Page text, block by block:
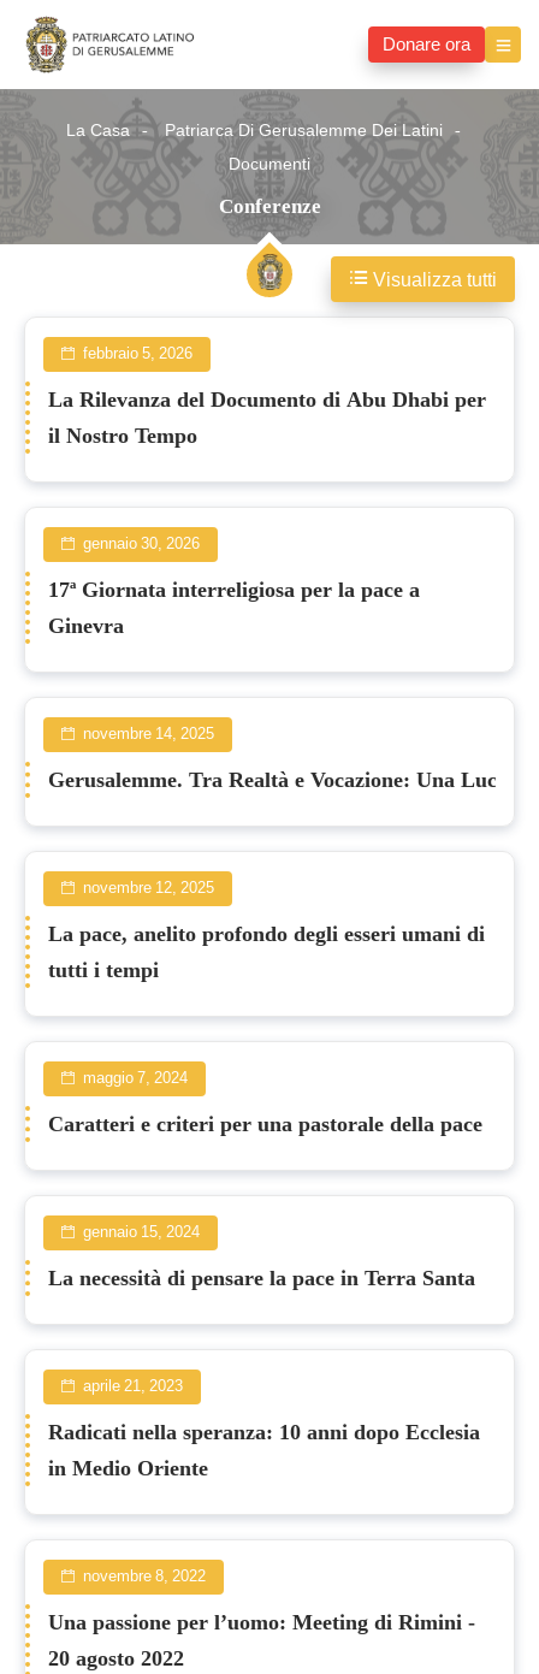
Donare ora
La Casa
Patriarca Di Gerusalemme Dei Latini
Documenti
Conferenze
Conferenze
febbraio 5, 2026
La Rilevanza del Documento di Abu Dhabi per
il Nostro Tempo
gennaio 30, 2026
17ª Giornata interreligiosa per la pace a
Ginevra
novembre 14, 2025
Gerusalemme. Tra Realtà e Vocazione: Una Luce
novembre 12, 2025
La pace, anelito profondo degli esseri umani di
tutti i tempi
maggio 7, 2024
Caratteri e criteri per una pastorale della pace
gennaio 15, 2024
La necessità di pensare la pace in Terra Santa
aprile 21, 2023
Radicati nella speranza: 10 anni dopo Ecclesia
in Medio Oriente
novembre 8, 2022
Una passione per l’uomo: Meeting di Rimini -
20 agosto 2022
Visualizza tutti